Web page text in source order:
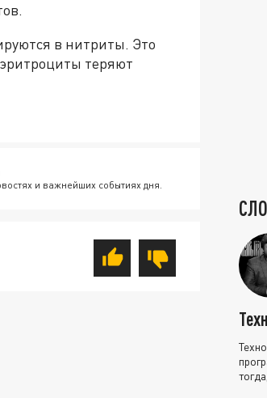
в нитриты. Это
эритроциты теряют
и важнейших событиях дня.